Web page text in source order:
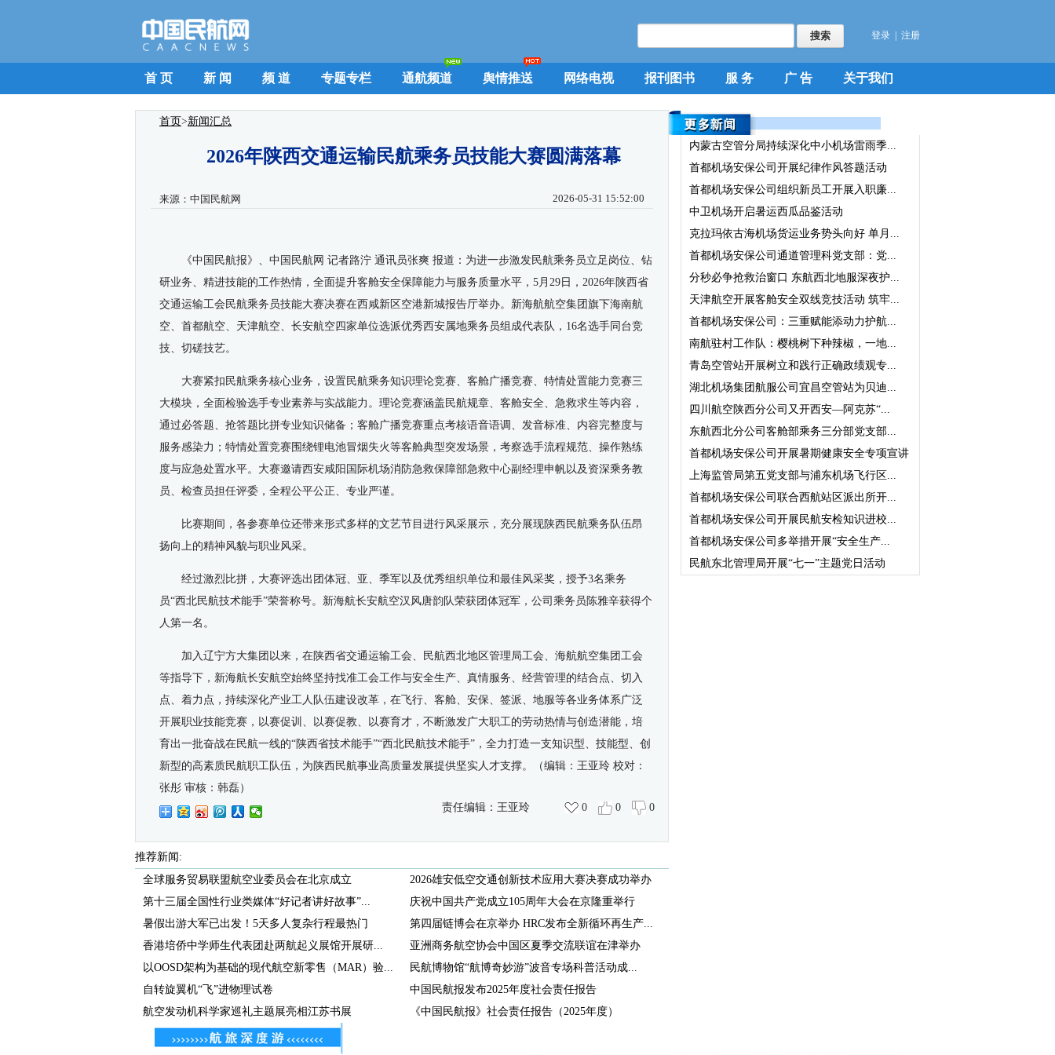
登录 注册
首 页 新 闻 频 道 专题专栏 通航频道 舆情推送 网络电视 报刊图书 服 务 广 告 关于我们
首页>新闻汇总
2026年陕西交通运输民航乘务员技能大赛圆满落幕
来源： 中国民航网 2026-05-31 15:52:00
《中国民航报》、中国民航网 记者路泞 通讯员张爽 报道： 为进一步激发民航乘务员立足岗位、钻
研业务、精进技能的工作热情，全面提升客舱安全保障能力与服务质量水平，5月29日，2026年陕西省
交通运输工会民航乘务员技能大赛决赛在西咸新区空港新城报告厅举办。新海航航空集团旗下海南航
空、首都航空、天津航空、长安航空四家单位选派优秀西安属地乘务员组成代表队，16名选手同台竞
技、切磋技艺。
大赛紧扣民航乘务核心业务，设置民航乘务知识理论竞赛、客舱广播竞赛、特情处置能力竞赛三
大模块，全面检验选手专业素养与实战能力。理论竞赛涵盖民航规章、客舱安全、急救求生等内容，
通过必答题、抢答题比拼专业知识储备；客舱广播竞赛重点考核语音语调、发音标准、内容完整度与
服务感染力；特情处置竞赛围绕锂电池冒烟失火等客舱典型突发场景，考察选手流程规范、操作熟练
度与应急处置水平。大赛邀请西安咸阳国际机场消防急救保障部急救中心副经理申帆以及资深乘务教
员、检查员担任评委，全程公平公正、专业严谨。
比赛期间，各参赛单位还带来形式多样的文艺节目进行风采展示，充分展现陕西民航乘务队伍昂
扬向上的精神风貌与职业风采。
经过激烈比拼，大赛评选出团体冠、亚、季军以及优秀组织单位和最佳风采奖，授予3名乘务
员“西北民航技术能手”荣誉称号。新海航长安航空汉风唐韵队荣获团体冠军，公司乘务员陈雅辛获得个
人第一名。
加入辽宁方大集团以来，在陕西省交通运输工会、民航西北地区管理局工会、海航航空集团工会
等指导下，新海航长安航空始终坚持找准工会工作与安全生产、真情服务、经营管理的结合点、切入
点、着力点，持续深化产业工人队伍建设改革，在飞行、客舱、安保、签派、地服等各业务体系广泛
开展职业技能竞赛，以赛促训、以赛促教、以赛育才，不断激发广大职工的劳动热情与创造潜能，培
育出一批奋战在民航一线的“陕西省技术能手”“西北民航技术能手”，全力打造一支知识型、技能型、创
新型的高素质民航职工队伍，为陕西民航事业高质量发展提供坚实人才支撑。
（编辑：王亚玲 校对：
张彤 审核：韩磊）
责任编辑： 王亚玲 0 0 0
推荐新闻:
全球服务贸易联盟航空业委员会在北京成立
第十三届全国性行业类媒体“好记者讲好故事”...
暑假出游大军已出发！5天多人复杂行程最热门
香港培侨中学师生代表团赴两航起义展馆开展研...
以OOSD架构为基础的现代航空新零售（MAR）验...
自转旋翼机“飞”进物理试卷
航空发动机科学家巡礼主题展亮相江苏书展
2026雄安低空交通创新技术应用大赛决赛成功举办
庆祝中国共产党成立105周年大会在京隆重举行
第四届链博会在京举办 HRC发布全新循环再生产...
亚洲商务航空协会中国区夏季交流联谊在津举办
民航博物馆“航博奇妙游”波音专场科普活动成...
中国民航报发布2025年度社会责任报告
《中国民航报》社会责任报告（2025年度）
内蒙古空管分局持续深化中小机场雷雨季...
首都机场安保公司开展纪律作风答题活动
首都机场安保公司组织新员工开展入职廉...
中卫机场开启暑运西瓜品鉴活动
克拉玛依古海机场货运业务势头向好 单月...
首都机场安保公司通道管理科党支部：党...
分秒必争抢救治窗口 东航西北地服深夜护...
天津航空开展客舱安全双线竞技活动 筑牢...
首都机场安保公司：三重赋能添动力护航...
南航驻村工作队：樱桃树下种辣椒，一地...
青岛空管站开展树立和践行正确政绩观专...
湖北机场集团航服公司宜昌空管站为贝迪...
四川航空陕西分公司又开西安—阿克苏“...
东航西北分公司客舱部乘务三分部党支部...
首都机场安保公司开展暑期健康安全专项宣讲
上海监管局第五党支部与浦东机场飞行区...
首都机场安保公司联合西航站区派出所开...
首都机场安保公司开展民航安检知识进校...
首都机场安保公司多举措开展“安全生产...
民航东北管理局开展“七一”主题党日活动